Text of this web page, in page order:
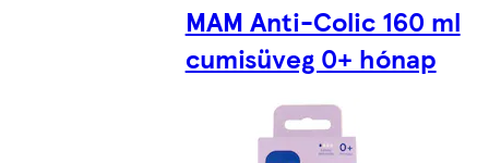
MAM Anti-Colic 160 ml
cumisüveg 0+ hónap